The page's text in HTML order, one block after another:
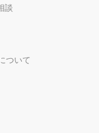
談
ついて